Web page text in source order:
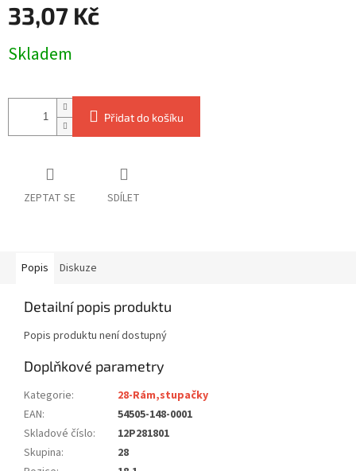
33,07 Kč
cena:
Skladem
Přidat do košíku
ZEPTAT SE SDÍLET
Popis Diskuze
Detailní popis produktu
Popis produktu není dostupný
Doplňkové parametry
Kategorie:
28-Rám,stupačky
EAN:
54505-148-0001
Skladové číslo:
12P281801
Skupina:
28